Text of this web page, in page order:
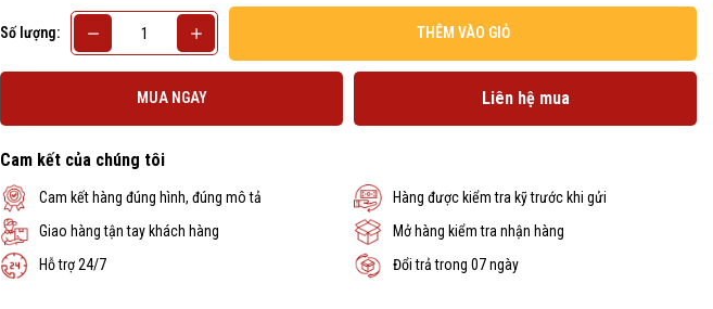
Số lượng: THÊM VÀO GIỎ
MUA NGAY Liên hệ mua
Cam kết của chúng tôi
Cam kết hàng đúng hình, đúng mô tả
Hàng được kiểm tra kỹ trước khi gửi
Giao hàng tận tay khách hàng
Mở hàng kiểm tra nhận hàng
Hỗ trợ 24/7
Đổi trả trong 07 ngày